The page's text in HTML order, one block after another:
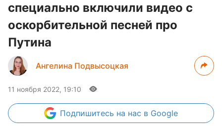
специально включили видео с
оскорбительной песней про
Путина
Ангелина Подвысоцкая
11 ноября 2022, 19:10
Подпишитесь на нас в Google